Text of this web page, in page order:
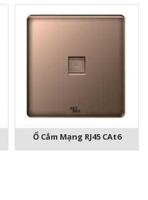
Ổ Cắm Mạng RJ45 CAt6